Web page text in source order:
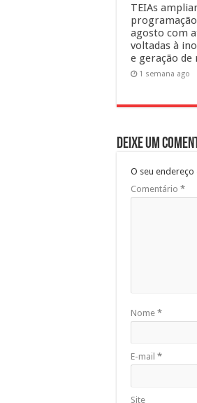
TEIAs
agosto com
voltadas à
e geração de
1 semana ago
Deixe um
O seu
Comentário *
Nome *
E-mail *
Site